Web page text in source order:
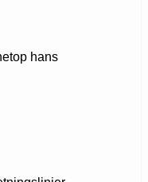
hans